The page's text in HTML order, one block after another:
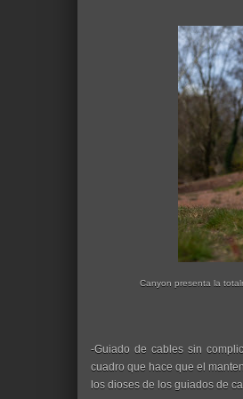
Canyon presenta la
-Guiado de cables sin
cuadro que hace que el
los dioses de los guiados de